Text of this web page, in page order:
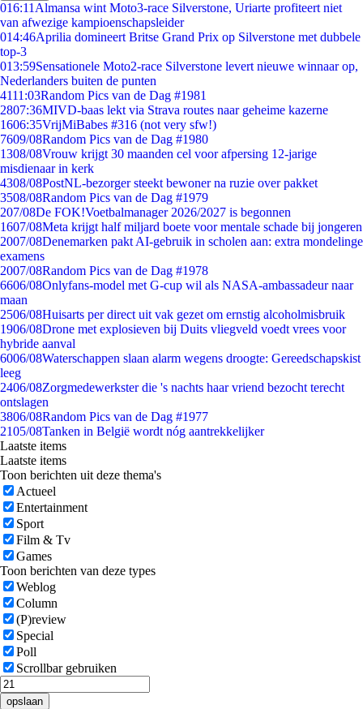
016:11 Almansa wint Moto3-race Silverstone, Uriarte profiteert niet
van afwezige kampioenschapsleider
014:46Aprilia domineert Britse Grand Prix op Silverstone met dubbele
top-3
013:59Sensationele Moto2-race Silverstone levert nieuwe winnaar op,
Nederlanders buiten de punten
4111:03Random Pics van de Dag #1981
2807:36MIVD-baas lekt via Strava routes naar geheime kazerne
1606:35VrijMiBabes #316 (not very sfw!)
7609/08Random Pics van de Dag #1980
1308/08Vrouw krijgt 30 maanden cel voor afpersing 12-jarige
misdienaar in kerk
4308/08PostNL-bezorger steekt bewoner na ruzie over pakket
3508/08Random Pics van de Dag #1979
207/08De FOK!Voetbalmanager 2026/2027 is begonnen
1607/08Meta krijgt half miljard boete voor mentale schade bij jongeren
2007/08Denemarken pakt AI-gebruik in scholen aan: extra mondelinge
examens
2007/08Random Pics van de Dag #1978
6606/08Onlyfans-model met G-cup wil als NASA-ambassadeur naar
maan
2506/08Huisarts per direct uit vak gezet om ernstig alcoholmisbruik
1906/08Drone met explosieven bij Duits vliegveld voedt vrees voor
hybride aanval
6006/08Waterschappen slaan alarm wegens droogte: Gereedschapskist
leeg
2406/08Zorgmedewerkster die 's nachts haar vriend bezocht terecht
ontslagen
3806/08Random Pics van de Dag #1977
2105/08Tanken in België wordt nóg aantrekkelijker
Laatste items
Laatste items
Toon berichten uit deze thema's
Actueel
Entertainment
Sport
Film & Tv
Games
Toon berichten van deze types
Weblog
Column
(P)review
Special
Poll
Scrollbar gebruiken
opslaan